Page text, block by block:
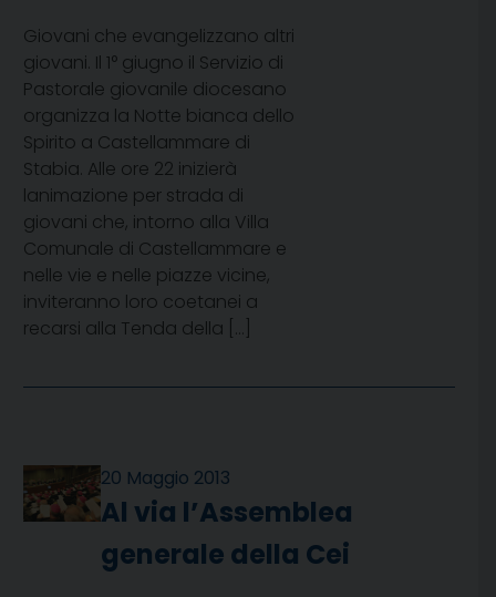
Giovani che evangelizzano altri
giovani. Il 1° giugno il Servizio di
Pastorale giovanile diocesano
organizza la Notte bianca dello
Spirito a Castellammare di
Stabia. Alle ore 22 inizierà
lanimazione per strada di
giovani che, intorno alla Villa
Comunale di Castellammare e
nelle vie e nelle piazze vicine,
inviteranno loro coetanei a
recarsi alla Tenda della […]
20 Maggio 2013
Al via l’Assemblea
generale della Cei